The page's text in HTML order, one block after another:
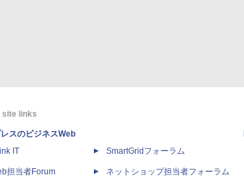
site links
スのビジネスWeb
IT
担当者Forum
SmartGridフォーラム
ネットショップ担当者フォーラム